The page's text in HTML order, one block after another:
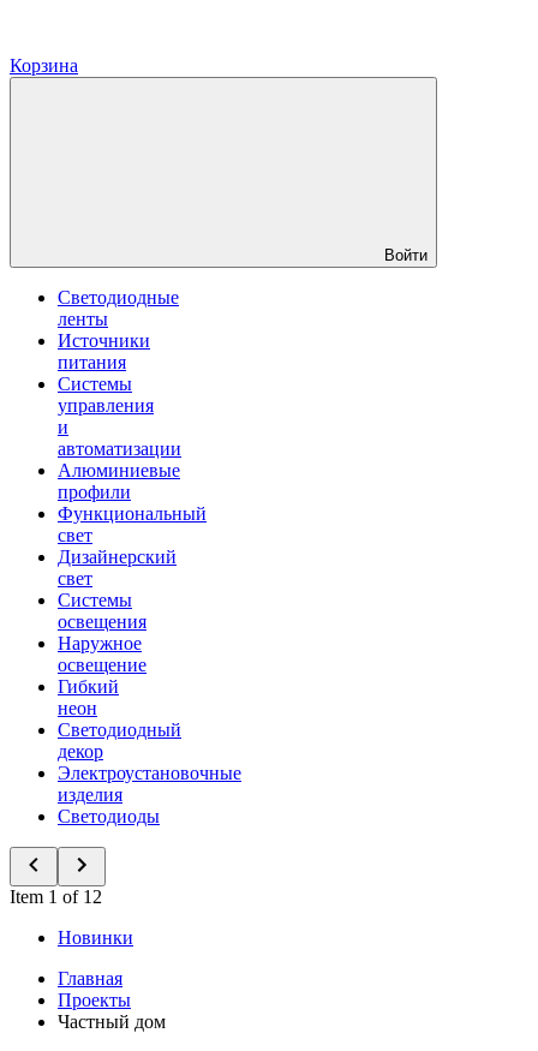
Корзина
Войти
Светодиодные
ленты
Источники
питания
Системы
управления
и
автоматизации
Алюминиевые
профили
Функциональный
свет
Дизайнерский
свет
Системы
освещения
Наружное
освещение
Гибкий
неон
Светодиодный
декор
Электроустановочные
изделия
Светодиоды
Item 1 of 12
Новинки
Главная
Проекты
Частный дом